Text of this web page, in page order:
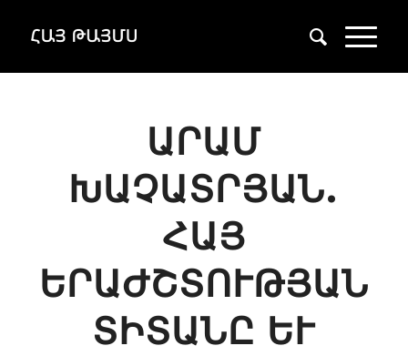
ԱՐԱՄ
ԽԱՉԱՏՐՅԱՆ.
ՀԱՅ
ԵՐԱԺՇՏՈՒԹՅԱՆ
ՏԻՏԱՆԸ ԵՒ Հ